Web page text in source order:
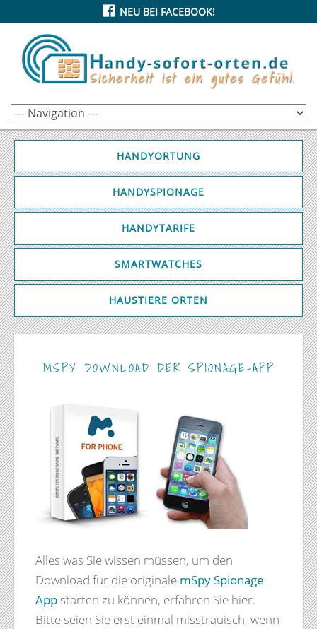
NEU BEI FACEBOOK!
HANDYORTUNG
HANDYSPIONAGE
HANDYTARIFE
SMARTWATCHES
HAUSTIERE ORTEN
MSPY DOWNLOAD DER SPIONAGE-APP
Alles was Sie wissen müssen, um den
Download für die originale mSpy Spionage
App starten zu können, erfahren Sie hier.
Bitte seien Sie erst einmal misstrauisch, wenn